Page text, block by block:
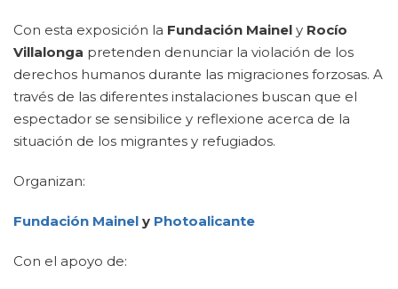
Con esta exposición la Fundación Mainel y Rocío
Villalonga pretenden denunciar la violación de los
derechos humanos durante las migraciones forzosas. A
través de las diferentes instalaciones buscan que el
espectador se sensibilice y reflexione acerca de la
situación de los migrantes y refugiados.
Organizan:
Fundación Mainel y Photoalicante
Con el apoyo de: